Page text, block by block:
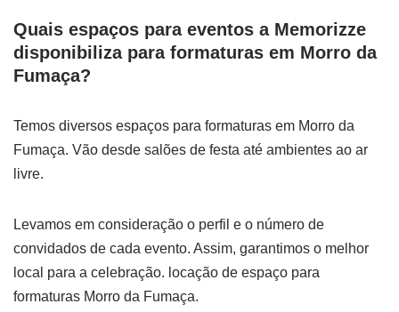
Quais espaços para eventos a Memorizze
disponibiliza para formaturas em Morro da
Fumaça?
Temos diversos espaços para formaturas em Morro da
Fumaça. Vão desde salões de festa até ambientes ao ar
livre.
Levamos em consideração o perfil e o número de
convidados de cada evento. Assim, garantimos o melhor
local para a celebração. locação de espaço para
formaturas Morro da Fumaça.